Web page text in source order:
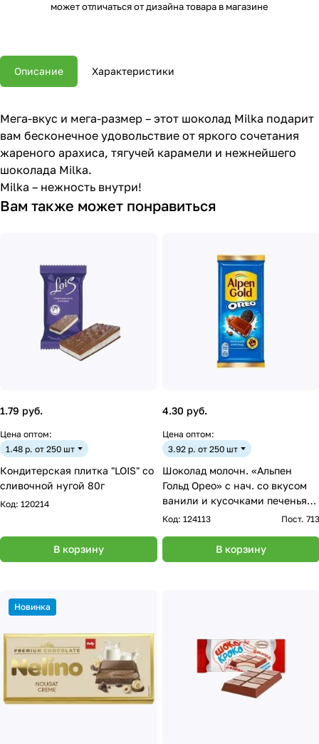
может отличаться от дизайна товара в магазине
Описание Характеристики
Мега-вкус и мега-размер – этот шоколад Milka подарит
вам бесконечное удовольствие от яркого сочетания
жареного арахиса, тягучей карамели и нежнейшего
шоколада Milka.
Milka – нежность внутри!
Вам также может понравиться
1.79 руб.
Цена оптом:
1.48 р. от 250 шт
Кондитерская плитка "LOIS" со
сливочной нугой 80г
Код: 120214
В корзину
4.30 руб.
Цена оптом:
3.92 р. от 250 шт
Шоколад молочн. «Альпен
Гольд Орео» с нач. со вкусом
ванили и кусочками печенья
85г
Код: 124113 Пост. 713
В корзину
Новинка